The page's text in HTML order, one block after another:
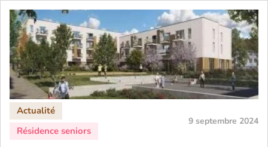
9 septembre 2024